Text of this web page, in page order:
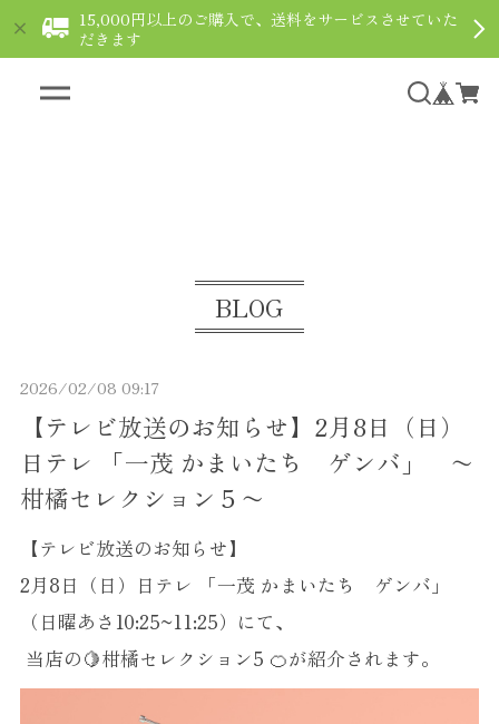
15,000円以上のご購入で、送料をサービスさせていた
だきます
BLOG
【テレビ放送のお知らせ】2月8日（日）
日テレ 「一茂 かまいたち ゲンバ」 〜
柑橘セレクション５〜
2026/02/08 09:17
【テレビ放送のお知らせ】
2月8日（日）日テレ 「一茂 かまいたち ゲンバ」
（日曜あさ10:25~11:25）にて、
当店の🍋柑橘セレクション5 🍊が紹介されます。